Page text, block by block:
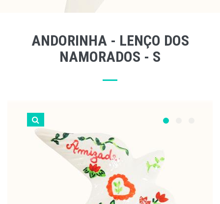
ANDORINHA - LENÇO DOS
NAMORADOS - S